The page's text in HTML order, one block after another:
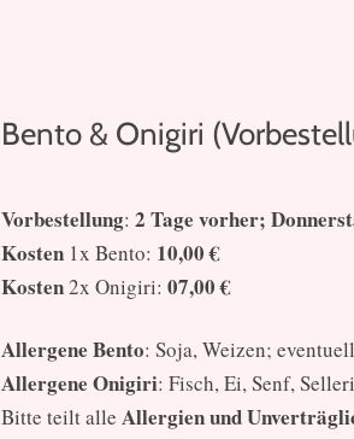
Bento & Onigiri
Vorbestellung: 2 Tage vorher;
Kosten 1x Bento: 10,00 €
Kosten2x Onigiri: 07,00 €
Allergene Bento: Soja, Weizen;
Allergene Onigiri: Fisch, Ei, Senf,
Bitte teilt alle Allergien und